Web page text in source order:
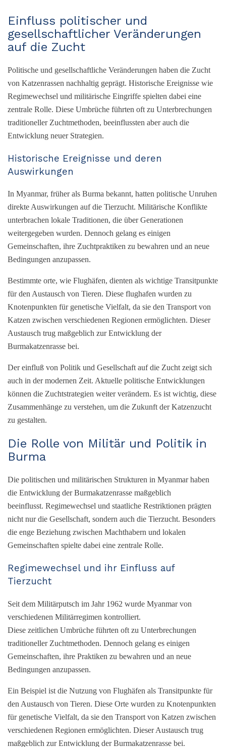
Einfluss politischer und
gesellschaftlicher Veränderungen
auf die Zucht
Politische und gesellschaftliche Veränderungen haben die Zucht
von Katzenrassen nachhaltig geprägt. Historische Ereignisse wie
Regimewechsel und militärische Eingriffe spielten dabei eine
zentrale Rolle. Diese Umbrüche führten oft zu Unterbrechungen
traditioneller Zuchtmethoden, beeinflussten aber auch die
Entwicklung neuer Strategien.
Historische Ereignisse und deren
Auswirkungen
In Myanmar, früher als Burma bekannt, hatten politische Unruhen
direkte Auswirkungen auf die Tierzucht. Militärische Konflikte
unterbrachen lokale Traditionen, die über Generationen
weitergegeben wurden. Dennoch gelang es einigen
Gemeinschaften, ihre Zuchtpraktiken zu bewahren und an neue
Bedingungen anzupassen.
Bestimmte orte, wie Flughäfen, dienten als wichtige Transitpunkte
für den Austausch von Tieren. Diese flughafen wurden zu
Knotenpunkten für genetische Vielfalt, da sie den Transport von
Katzen zwischen verschiedenen Regionen ermöglichten. Dieser
Austausch trug maßgeblich zur Entwicklung der
Burmakatzenrasse bei.
Der einfluß von Politik und Gesellschaft auf die Zucht zeigt sich
auch in der modernen Zeit. Aktuelle politische Entwicklungen
können die Zuchtstrategien weiter verändern. Es ist wichtig, diese
Zusammenhänge zu verstehen, um die Zukunft der Katzenzucht
zu gestalten.
Die Rolle von Militär und Politik in
Burma
Die politischen und militärischen Strukturen in Myanmar haben
die Entwicklung der Burmakatzenrasse maßgeblich
beeinflusst. Regimewechsel und staatliche Restriktionen prägten
nicht nur die Gesellschaft, sondern auch die Tierzucht. Besonders
die enge Beziehung zwischen Machthabern und lokalen
Gemeinschaften spielte dabei eine zentrale Rolle.
Regimewechsel und ihr Einfluss auf
Tierzucht
Seit dem Militärputsch im Jahr 1962 wurde Myanmar von
verschiedenen Militärregimen kontrolliert.
Diese zeitlichen Umbrüche führten oft zu Unterbrechungen
traditioneller Zuchtmethoden. Dennoch gelang es einigen
Gemeinschaften, ihre Praktiken zu bewahren und an neue
Bedingungen anzupassen.
Ein Beispiel ist die Nutzung von Flughäfen als Transitpunkte für
den Austausch von Tieren. Diese Orte wurden zu Knotenpunkten
für genetische Vielfalt, da sie den Transport von Katzen zwischen
verschiedenen Regionen ermöglichten. Dieser Austausch trug
maßgeblich zur Entwicklung der Burmakatzenrasse bei.